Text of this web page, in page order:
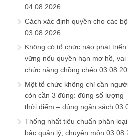
04.08.2026
Cách xác định quyền cho các
03.08.2026
Không có tổ chức nào phát triển
vững nếu quyền hạn mơ hồ, vai
chức năng chồng chéo
Một tổ chức không chỉ cần
còn cần 3 đúng: đúng số lượng
thời điểm – đúng ngân sách
Thống nhất tiêu chuẩn phân
bậc quản lý, chuyên môn